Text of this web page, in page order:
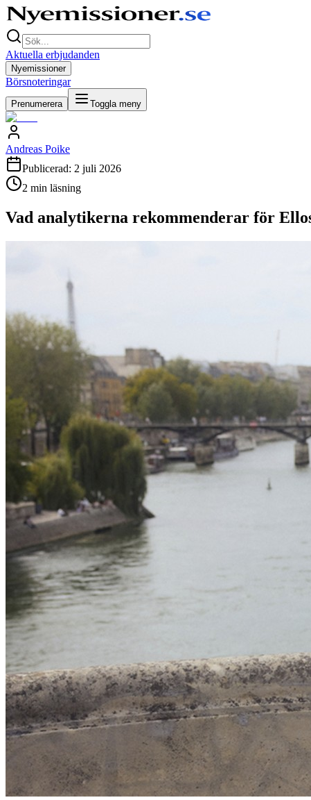
Aktuella erbjudanden
Nyemissioner
Börsnoteringar
Prenumerera Toggla meny
Andreas Poike
Publicerad: 2 juli 2026
2 min läsning
Vad analytikerna rekommenderar för